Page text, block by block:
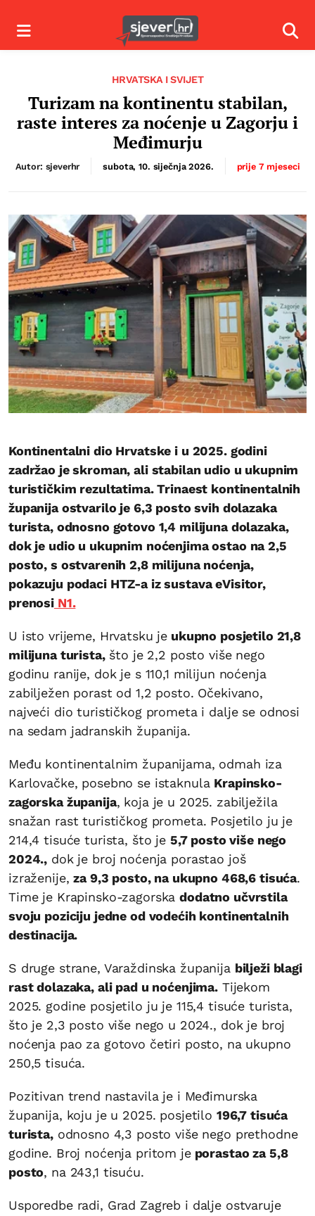
Izbornik
HRVATSKA I SVIJET
Turizam na kontinentu stabilan,
raste interes za noćenje u Zagorju i
Međimurju
Autor: sjeverhr subota, 10. siječnja 2026. prije 7 mjeseci
Kontinentalni dio Hrvatske i u 2025. godini
zadržao je skroman, ali stabilan udio u ukupnim
turističkim rezultatima. Trinaest kontinentalnih
županija ostvarilo je 6,3 posto svih dolazaka
turista, odnosno gotovo 1,4 milijuna dolazaka,
dok je udio u ukupnim noćenjima ostao na 2,5
posto, s ostvarenih 2,8 milijuna noćenja,
pokazuju podaci HTZ-a iz sustava eVisitor,
prenosi N1.
U isto vrijeme, Hrvatsku je ukupno posjetilo 21,8
milijuna turista,što je 2,2 posto više nego
godinu ranije, dok je s 110,1 milijun noćenja
zabilježen porast od 1,2 posto. Očekivano,
najveći dio turističkog prometa i dalje se odnosi
na sedam jadranskih županija.
Među kontinentalnim županijama, odmah iza
Karlovačke, posebno se istaknula Krapinsko-
zagorska županija, koja je u 2025. zabilježila
snažan rast turističkog prometa. Posjetilo ju je
214,4 tisuće turista, što je 5,7 posto više nego
2024., dok je broj noćenja porastao još
izraženije,za 9,3 posto, na ukupno 468,6 tisuća.
Time je Krapinsko-zagorskadodatno učvrstila
svoju poziciju jedne od vodećih kontinentalnih
destinacija.
S druge strane, Varaždinska županija bilježi blagi
rast dolazaka, ali pad u noćenjima.Tijekom
2025. godine posjetilo ju je 115,4 tisuće turista,
što je 2,3 posto više nego u 2024., dok je broj
noćenja pao za gotovo četiri posto, na ukupno
250,5 tisuća.
Pozitivan trend nastavila je i Međimurska
županija, koju je u 2025. posjetilo 196,7 tisuća
turista,odnosno 4,3 posto više nego prethodne
godine. Broj noćenja pritom jeporastao za 5,8
posto, na 243,1 tisuću.
Usporedbe radi, Grad Zagreb i dalje ostvaruje